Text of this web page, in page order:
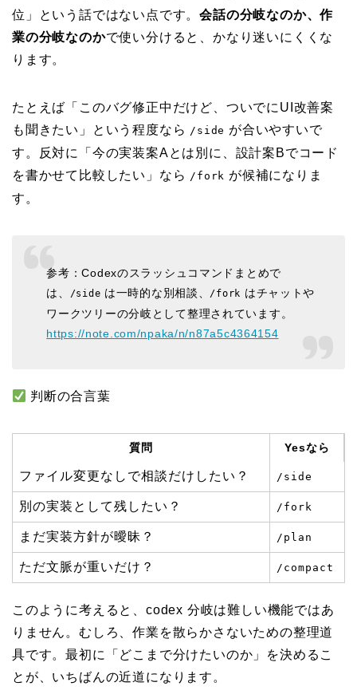
位」という話ではない点です。会話の分岐なのか、作
業の分岐なのかで使い分けると、かなり迷いにくくな
ります。
たとえば「このバグ修正中だけど、ついでにUI改善案
も聞きたい」という程度なら /side が合いやすいで
す。反対に「今の実装案Aとは別に、設計案Bでコード
を書かせて比較したい」なら /fork が候補になりま
す。
参考：Codexのスラッシュコマンドまとめで
は、
/side は一時的な別相談、 /fork はチャットや
ワークツリーの分岐として整理されています。
https://note.com/npaka/n/n87a5c4364154
判断の合言葉
質問 Yesなら
ファイル変更なしで相談だけしたい？ /side
別の実装として残したい？ /fork
まだ実装方針が曖昧？ /plan
ただ文脈が重いだけ？ /compact
このように考えると、codex 分岐は難しい機能ではあ
りません。むしろ、作業を散らかさないための整理道
具です。最初に「どこまで分けたいのか」を決めるこ
とが、いちばんの近道になります。